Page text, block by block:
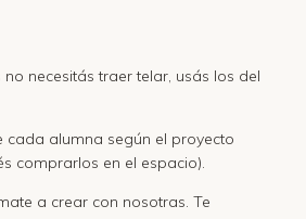
necesitás traer telar, usás los del
cada alumna según el proyecto
comprarlos en el espacio).
a crear con nosotras. Te